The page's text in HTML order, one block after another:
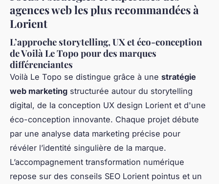
agences web les plus recommandées à
Lorient
L’approche storytelling, UX et éco-conception
de Voilà Le Topo pour des marques
différenciantes
Voilà Le Topo se distingue grâce à une stratégie
web marketing structurée autour du storytelling
digital, de la conception UX design Lorient et d'une
éco-conception innovante. Chaque projet débute
par une analyse data marketing précise pour
révéler l’identité singulière de la marque.
L’accompagnement transformation numérique
repose sur des conseils SEO Lorient pointus et un